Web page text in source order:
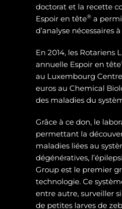
doctorat et la recette
Espoir en tête® a
d’analyse nécessaires
En 2014, les
annuelle Espoir en tête
au Luxembourg
euros au Chemical
des maladies du
Grâce à ce don, le
permettant la
maladies liées au
dégénératives,
Group est le premier
technologie. Ce
entre autre, surveiller
de petites larves de